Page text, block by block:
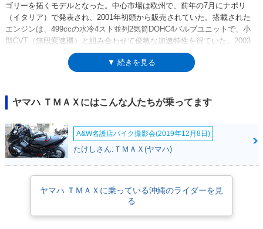
ゴリーを拓くモデルとなった。中心市場は欧州で、前年の7月にナポリ
（イタリア）で発表され、2001年初頭から販売されていた。搭載された
エンジンは、499ccの水冷4スト並列2気筒DOHC4バルブユニットで、小
型CVT（無段変速機）と組み合わせて俊敏な加速特性を得ていた。2003
年にはショートクスリーンを得たブラックエディションを登場させ、翌年
のモデルチェンジ（2005年モデル）ではショートスクリーンが標準化さ
インチ化などの変更を受けた。その翌年にはTMAXの10周年記念限定車の
設定、2011年にはヤマハのロードレース世界選手権参戦50周年を記念す
る限定車の発売などを経て、2013年に三度目のモデルチェンジ。この際
に、排気量を530ccに拡大させ、車名もTMAX530と改められた。なお、
500cc時代のTMAXは、排気量数字なしの「TMAX」と表記されてきた
が、TMAX500として認知されている例も多いことから、バイクブロスで
▼ 続きを見る
ヤマハ ＴＭＡＸにはこんな人たちが乗ってます
A&W名護店バイク撮影会(2019年12月8日)
たけしさん:ＴＭＡＸ(ヤマハ)
ヤマハ ＴＭＡＸに乗っている沖縄のライダーを見
る